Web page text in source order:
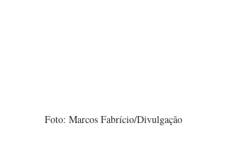
Foto: Marcos Fabrício/Divulgação